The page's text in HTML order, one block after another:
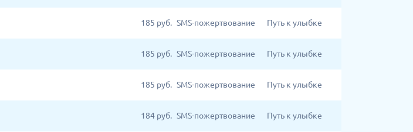
185 руб. SMS-пожертвование Путь к улыбке
185 руб. SMS-пожертвование Путь к улыбке
185 руб. SMS-пожертвование Путь к улыбке
184 руб. SMS-пожертвование Путь к улыбке